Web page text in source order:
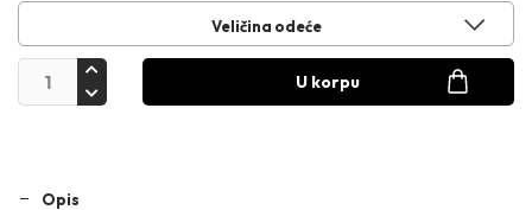
Veličina odeće
U korpu
Opis